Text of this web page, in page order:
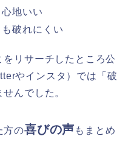
地いい
破れにくい
リサーチしたところ公
やインスタ）では「破
んでした。
方の喜びの声 もまとめ